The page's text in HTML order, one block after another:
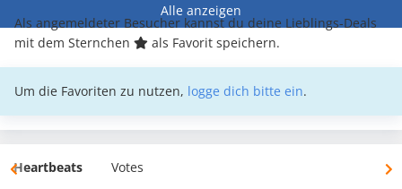
Alle anzeigen
Als angemeldeter Besucher kannst du deine Lieblings-Deals
mit dem Sternchen
als Favorit speichern.
Um die Favoriten zu nutzen, logge dich bitte ein.
Heartbeats Votes